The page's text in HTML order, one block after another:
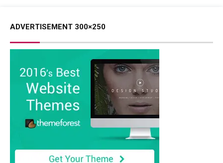
ADVERTISEMENT 300×250